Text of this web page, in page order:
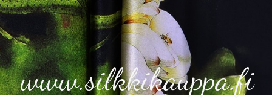
www.silkkikauppa.fi